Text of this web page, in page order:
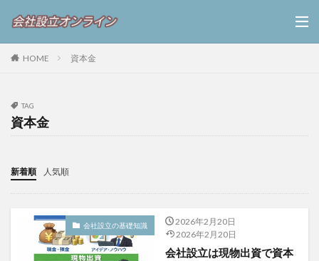
HOME 資本金
TAG
資本金
新着順 人気順
会社設立の基礎知識
2026年2月20日
2026年2月20日
会社設立は現物出資で資本